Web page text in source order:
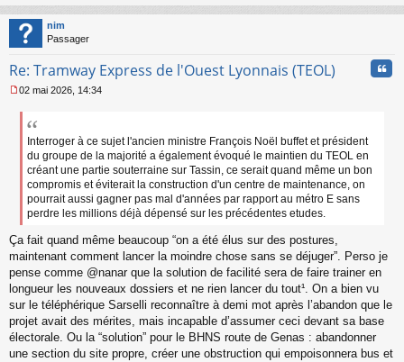
g
e
n
n
u
au
nim
Passager
Re: Tramway Express de l'Ouest Lyonnais (TEOL)
e
02 mai 2026, 14:34
Interroger à ce sujet l'ancien ministre François Noël buffet et président
du groupe de la majorité a également évoqué le maintien du TEOL en
créant une partie souterraine sur Tassin, ce serait quand même un bon
compromis et éviterait la construction d'un centre de maintenance, on
pourrait aussi gagner pas mal d'années par rapport au métro E sans
perdre les millions déjà dépensé sur les précédentes etudes.
Ça fait quand même beaucoup “on a été élus sur des postures,
maintenant comment lancer la moindre chose sans se déjuger”. Perso je
pense comme @nanar que la solution de facilité sera de faire trainer en
longueur les nouveaux dossiers et ne rien lancer du tout¹. On a bien vu
sur le téléphérique Sarselli reconnaître à demi mot après l’abandon que le
projet avait des mérites, mais incapable d’assumer ceci devant sa base
électorale. Ou la “solution” pour le BHNS route de Genas : abandonner
une section du site propre, créer une obstruction qui empoisonnera bus et